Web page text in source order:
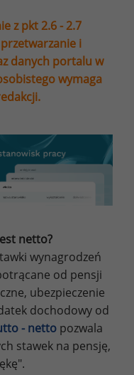
z pkt 2.6 - 2.7
i
danych portalu w
wymaga
netto?
wynagrodzeń
od pensji
ubezpieczenie
dochodowy od
- netto pozwala
stawek na pensję,